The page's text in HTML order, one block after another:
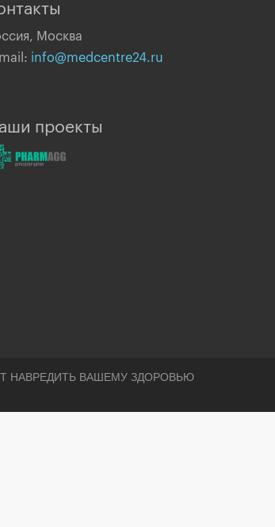
Москва
info@medcentre24.ru
проекты
НАВРЕДИТЬ ВАШЕМУ ЗДОРОВЬЮ